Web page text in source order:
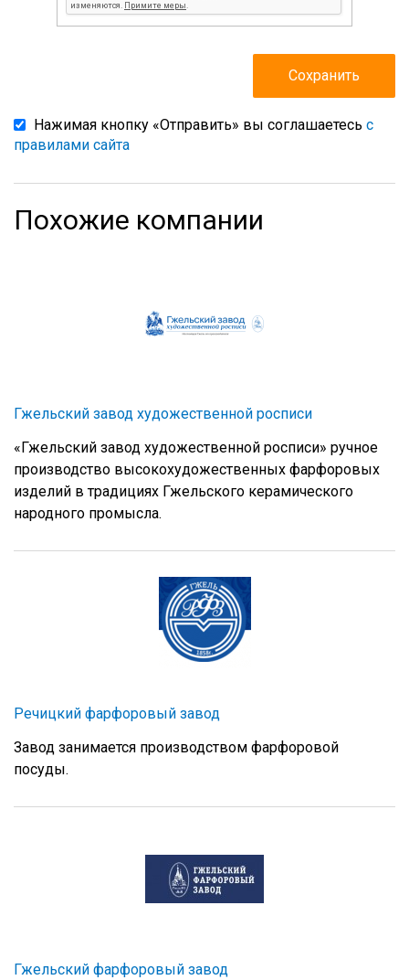
Нажимая кнопку «Отправить» вы соглашаетесь с
правилами сайта
Похожие компании
Гжельский завод художественной росписи
«Гжельский завод художественной росписи» ручное
производство высокохудожественных фарфоровых
изделий в традициях Гжельского керамического
народного промысла.
Речицкий фарфоровый завод
Завод занимается производством фарфоровой
посуды.
Гжельский фарфоровый завод